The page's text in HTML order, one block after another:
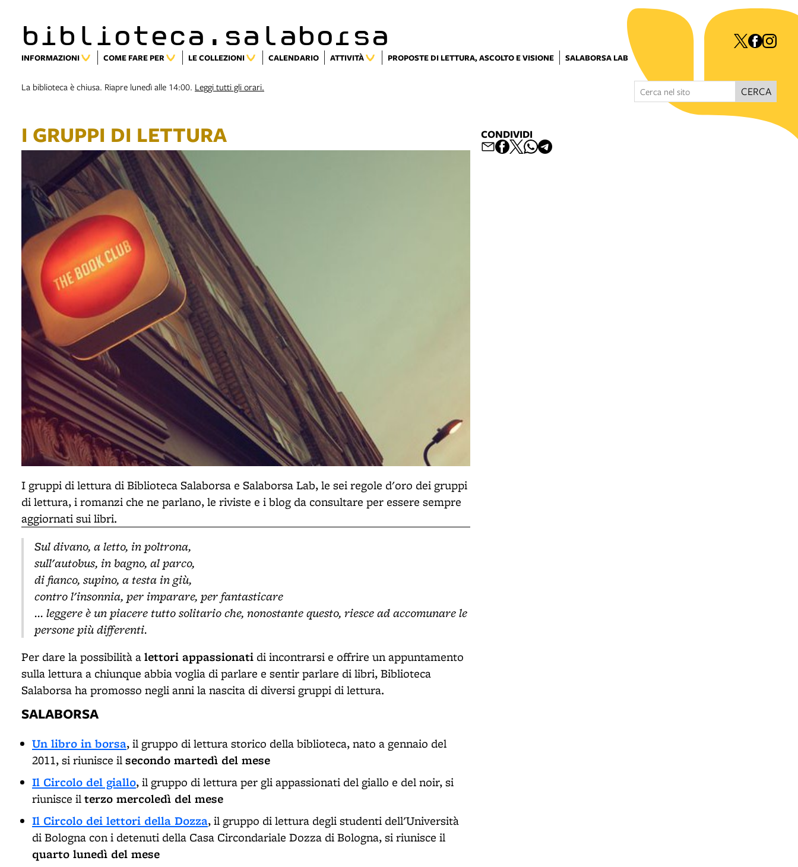
biblioteca.salaborsa
INFORMAZIONI COME FARE PER LE COLLEZIONI CALENDARIO ATTIVITÀ PROPOSTE DI LETTURA, ASCOLTO E VISIONE SALABORSA LAB
La biblioteca è chiusa. Riapre lunedì alle 14:00. Leggi tutti gli orari. CERCA
I GRUPPI DI LETTURA
I gruppi di lettura di Biblioteca Salaborsa e Salaborsa Lab, le sei regole d'oro dei gruppi
di lettura, i romanzi che ne parlano, le riviste e i blog da consultare per essere sempre
aggiornati sui libri.
Sul divano, a letto, in poltrona,
sull'autobus, in bagno, al parco,
di fianco, supino, a testa in giù,
contro l'insonnia, per imparare, per fantasticare
... leggere è un piacere tutto solitario che, nonostante questo, riesce ad accomunare le
persone più differenti.
Per dare la possibilità alettori appassionati di incontrarsi e offrire un appuntamento
sulla lettura a chiunque abbia voglia di parlare e sentir parlare di libri, Biblioteca
Salaborsa ha promosso negli anni la nascita di diversi gruppi di lettura.
SALABORSA
Un libro in borsa, il gruppo di lettura storico della biblioteca, nato a gennaio del
2011, si riunisce ilsecondo martedì del mese
Il Circolo del giallo, il gruppo di lettura per gli appassionati del giallo e del noir, si
riunisce ilterzo mercoledì del mese
Il Circolo dei lettori della Dozza, il gruppo di lettura degli studenti dell'Università
di Bologna con i detenuti della Casa Circondariale Dozza di Bologna, si riunisce il
quarto lunedì del mese
CONDIVIDI